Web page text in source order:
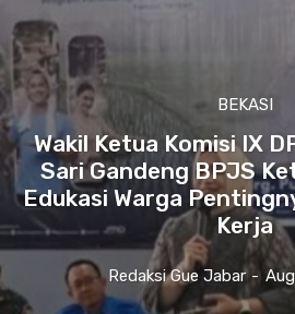
BEKASI
Wakil Ketua Komisi IX
Sari Gandeng BPJS
Edukasi Warga
Kerja
Redaksi Gue Jabar -